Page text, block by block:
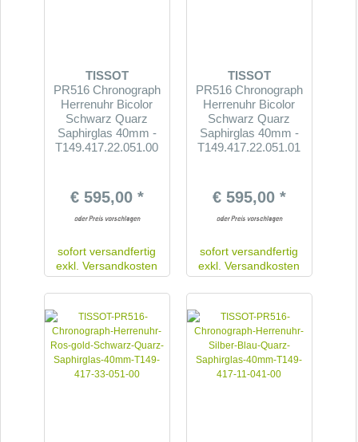
TISSOT
PR516 Chronograph
Herrenuhr Bicolor
Schwarz Quarz
Saphirglas 40mm -
T149.417.22.051.00
€ 595,00 *
sofort versandfertig
exkl.Versandkosten
TISSOT
PR516 Chronograph
Herrenuhr Bicolor
Schwarz Quarz
Saphirglas 40mm -
T149.417.22.051.01
€ 595,00 *
sofort versandfertig
exkl.Versandkosten